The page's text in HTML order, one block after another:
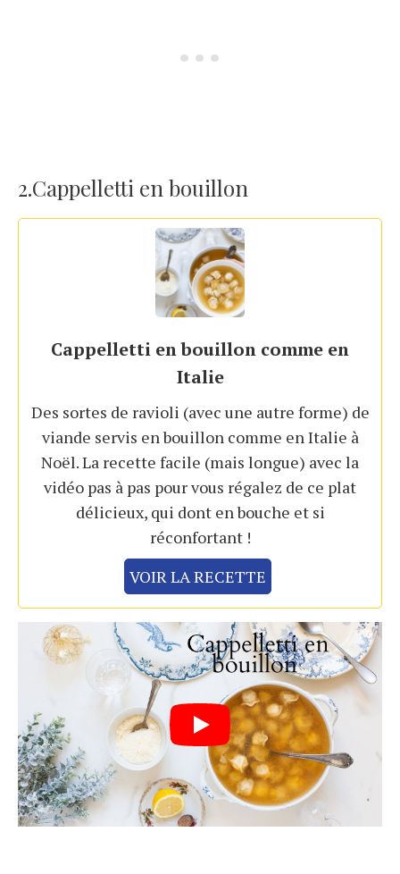
2.Cappelletti en bouillon
Cappelletti en bouillon comme en
Italie
Des sortes de ravioli (avec une autre forme) de
viande servis en bouillon comme en Italie à
Noël. La recette facile (mais longue) avec la
vidéo pas à pas pour vous régalez de ce plat
délicieux, qui dont en bouche et si
réconfortant !
VOIR LA RECETTE